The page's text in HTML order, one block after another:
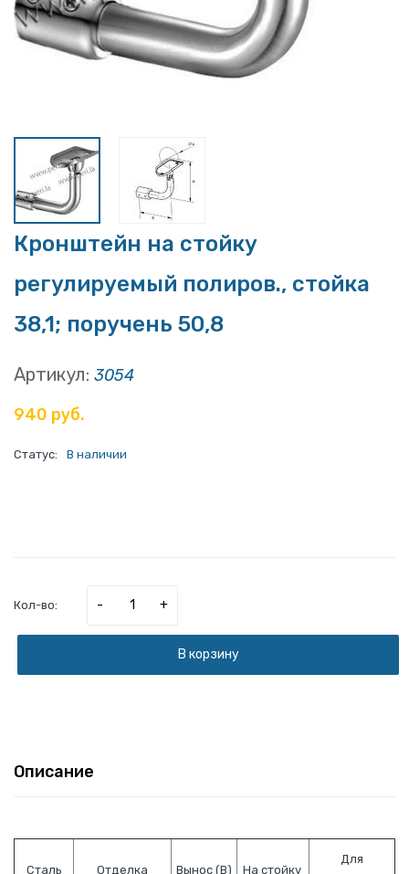
Кронштейн на стойку
регулируемый полиров., стойка
38,1; поручень 50,8
Артикул: 3054
940 руб.
Статус: В наличии
Кол-во: - +
В корзину
Описание
Сталь Отделка Вынос (В) На стойку
Для